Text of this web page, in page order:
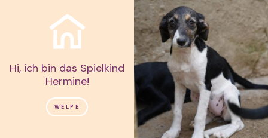
Hi, ich bin das Spielkind
Hermine!
WELPE